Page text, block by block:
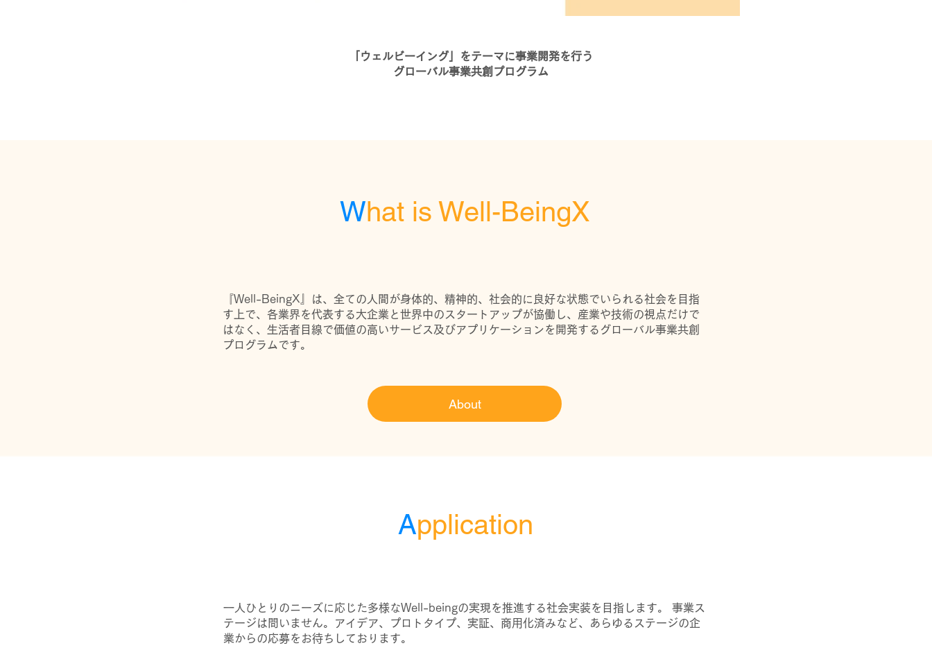
「ウェルビーイング」をテーマに事業開発を行う
グローバル事業共創プログラム
What is Well-BeingX
『Well-BeingX』は、全ての人間が身体的、精神的、社会的に良好な状態でいられる社会を目指
す上で、各業界を代表する大企業と世界中のスタートアップが協働し、産業や技術の視点だけで
はなく、生活者目線で価値の高いサービス及びアプリケーションを開発するグローバル事業共創
プログラムです。
About
Application
一人ひとりのニーズに応じた多様なWell-beingの実現を推進する社会実装を目指します。 事業ス
テージは問いません。アイデア、プロトタイプ、実証、商用化済みなど、あらゆるステージの企
業からの応募をお待ちしております。